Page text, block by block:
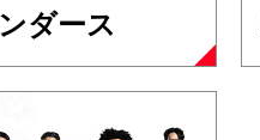
ダース